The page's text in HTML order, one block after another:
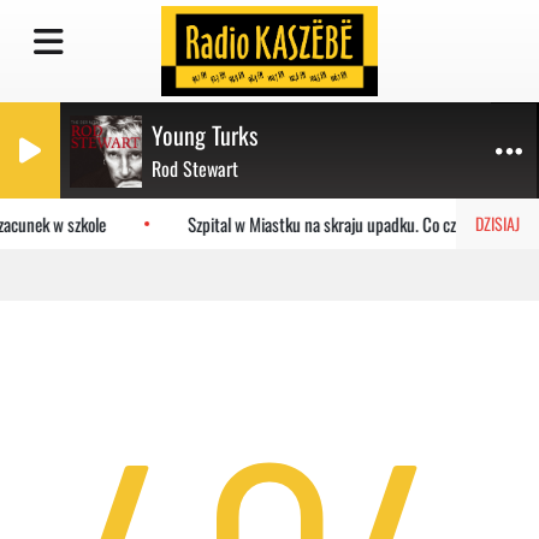
Young Turks
Rod Stewart
DZISIAJ
w szkole Szpital w Miastku na skraju upadku. Co czeka